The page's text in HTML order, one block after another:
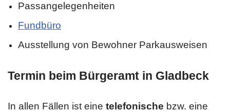
Passangelegenheiten
Fundbüro
Ausstellung von Bewohner Parkausweisen
Termin beim Bürgeramt in Gladbeck
In allen Fällen ist eine telefonische bzw. eine